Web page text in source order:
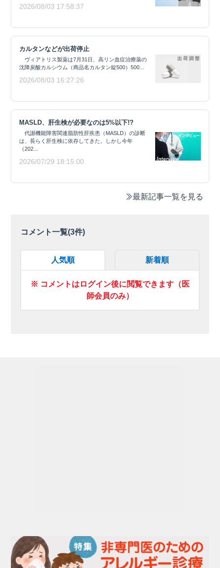
2026/08/03 17:58:37
カルタンなどが出荷停止
ヴィアトリス製薬は7月31日、高リン血症治療薬の
沈降炭酸カルシウム（商品名カルタン錠500）500...
2026/08/03 16:27:26
MASLD、肝生検が必要なのは5%以下!?
代謝機能障害関連脂肪性肝疾患（MASLD）の診断
は、長らく肝生検に依存してきた。しかし今年
（202...
2026/07/29 18:15:00
最新記事一覧を見る
コメント一覧(3件)
人気順 新着順
※ コメントはログイン後に閲覧できます（医
師会員のみ）